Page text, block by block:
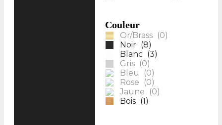
Couleur
Or/Brass (0)
Noir (8)
Blanc (3)
Gris (0)
Bleu
(0)
Rose
(0)
Jaune
(0)
Bois (1)